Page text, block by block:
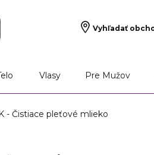
Vyhľadať
Vlasy Pre Mužov
- Čistiace pleťové mlieko